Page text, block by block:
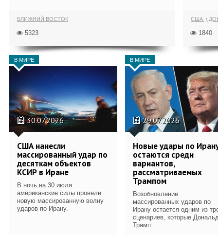
БЛИЖНИЙ ВОСТОК
5323
США
1840
В МИРЕ
30.07.2026
США нанесли
массированный удар по
десяткам объектов
КСИР в Иране
В ночь на 30 июля
американские силы провели
новую массированную волну
ударов по Ирану.
В МИРЕ
29.07.2026
Новые удары по
остаются среди
вариантов,
рассматриваемых
Трампом
Возобновление
массированных ударов по
Ирану остается одним из
сценариев, которые
Трамп...